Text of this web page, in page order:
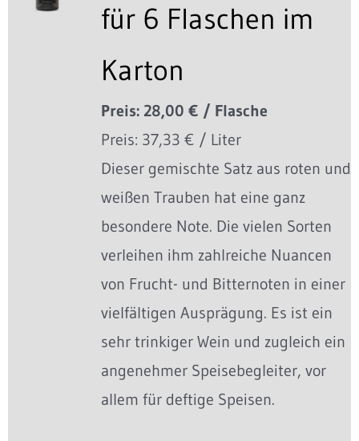
für 6 Flaschen im
Karton
Preis: 28,00 € / Flasche
Preis: 37,33 € / Liter
Dieser gemischte Satz aus roten und
weißen Trauben hat eine ganz
besondere Note. Die vielen Sorten
verleihen ihm zahlreiche Nuancen
von Frucht- und Bitternoten in einer
vielfältigen Ausprägung. Es ist ein
sehr trinkiger Wein und zugleich ein
angenehmer Speisebegleiter, vor
allem für deftige Speisen.